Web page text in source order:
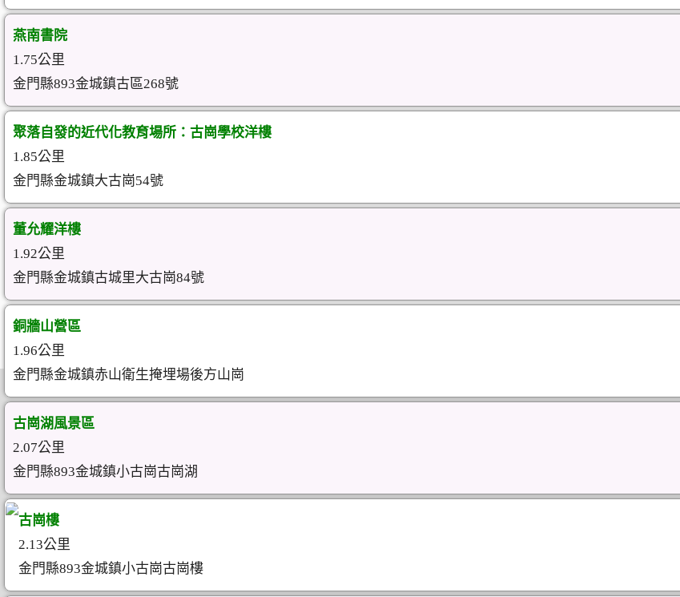
燕南書院
1.75公里
金門縣893金城鎮古區268號
聚落自發的近代化教育場所：古崗學校洋樓
1.85公里
金門縣金城鎮大古崗54號
董允耀洋樓
1.92公里
金門縣金城鎮古城里大古崗84號
銅牆山營區
1.96公里
金門縣金城鎮赤山衛生掩埋場後方山崗
古崗湖風景區
2.07公里
金門縣893金城鎮小古崗古崗湖
古崗樓
2.13公里
金門縣893金城鎮小古崗古崗樓